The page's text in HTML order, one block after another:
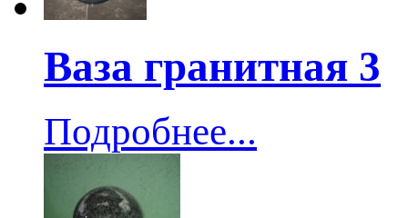
Ваза гранитная 3
Подробнее...